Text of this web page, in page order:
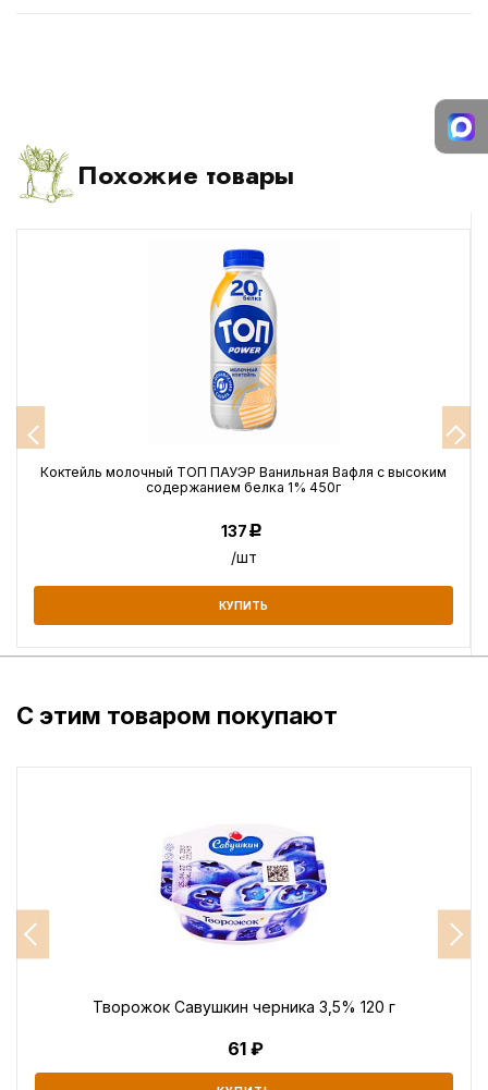
Похожие товары
Коктейль молочный ТОП ПАУЭР Ванильная Вафля с высоким
содержанием белка 1% 450г
137Р
/шт
КУПИТЬ
С этим товаром покупают
Творожок Савушкин черника 3,5% 120 г
61